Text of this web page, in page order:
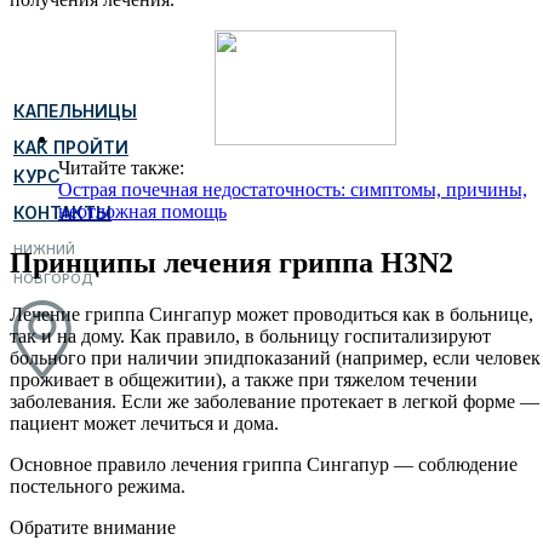
КАПЕЛЬНИЦЫ
КАК ПРОЙТИ
КУРС
КОНТАКТЫ
НИЖНИЙ
НОВГОРОД
Читайте также:
Острая почечная недостаточность: симптомы, причины,
неотложная помощь
Принципы лечения гриппа H3N2
Лечение гриппа Сингапур может проводиться как в больнице,
так и на дому. Как правило, в больницу госпитализируют
больного при наличии эпидпоказаний (например, если человек
проживает в общежитии), а также при тяжелом течении
заболевания. Если же заболевание протекает в легкой форме —
пациент может лечиться и дома.
Основное правило лечения гриппа Сингапур — соблюдение
постельного режима.
Обратите внимание